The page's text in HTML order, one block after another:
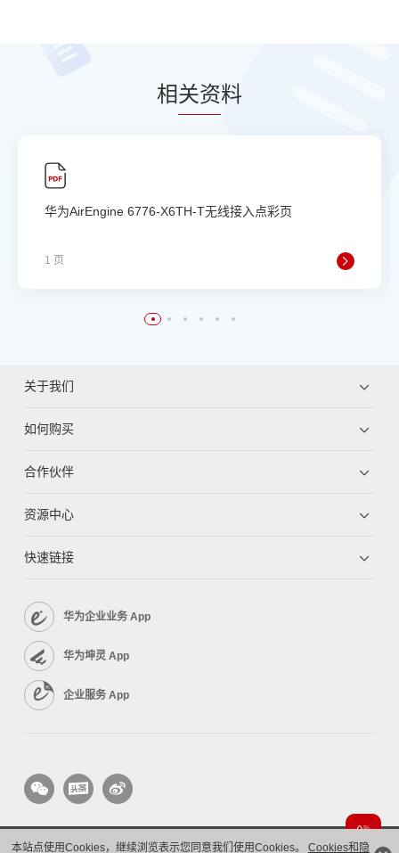
本站点使用Cookies，继续浏览表示您同意我们使用Cookies。 Cookies和隐
相关资料
华为AirEngine 6776-X6TH-T无线接入点彩页
1 页
关于我们
如何购买
合作伙伴
资源中心
快速链接
华为企业业务 App
华为坤灵 App
企业服务 App
版权所有 © 华为技术有限公司 1998-2026。 保留一切权利。粤A2-20044005号